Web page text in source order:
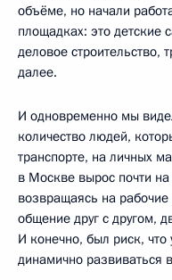
объёме, но начали
площадках: это
деловое строительство,
далее.
И одновременно мы
количество людей,
транспорте, на личных
в Москве вырос почти
возвращаясь на рабочие
общение друг с другом,
И конечно, был риск,
динамично развиваться